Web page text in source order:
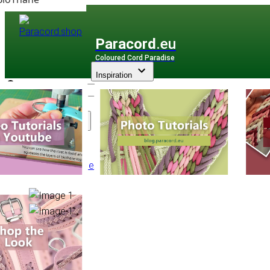
Paracord .eu
Coloured Cord Paradise
Assortiment
Inspiration
Autre Corde Rattail Satin Cord/Par - 10 m